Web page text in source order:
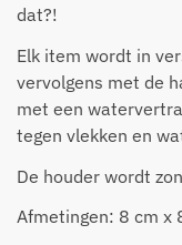
dat?!
Elk item wordt in
vervolgens met de
met een
tegen vlekken en
De houder wordt
Afmetingen: 8 cm x